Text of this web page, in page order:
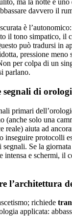
ma la notte è
davvero il
è
il tono simpatico, il
può tradursi in
pressione meno
per colpa di un
parlano.
di
primari
(anche solo una
reale) aiuta ad
inseguire protocolli
segnali. Se la
intensa e schermi, il
l’architettura
richiede
applicata: